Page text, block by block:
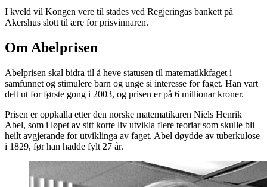
I kveld vil Kongen vere til stades ved Regjeringas bankett på
Akershus slott til ære for prisvinnaren.
Om Abelprisen
Abelprisen skal bidra til å heve statusen til matematikkfaget i
samfunnet og stimulere barn og unge si interesse for faget. Han vart
delt ut for første gong i 2003, og prisen er på 6 millionar kroner.
Prisen er oppkalla etter den norske matematikaren Niels Henrik
Abel, som i løpet av sitt korte liv utvikla flere teoriar som skulle bli
heilt avgjerande for utviklinga av faget. Abel døydde av tuberkulose
i 1829, før han hadde fylt 27 år.